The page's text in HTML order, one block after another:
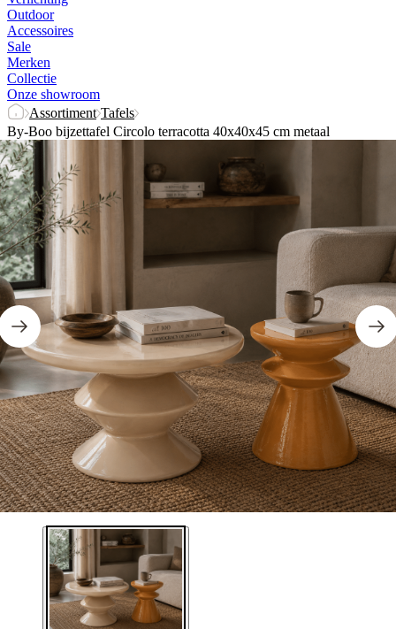
Outdoor
Accessoires
Sale
Merken
Collectie
Onze showroom
Assortiment Tafels
By-Boo bijzettafel Circolo terracotta 40x40x45 cm metaal